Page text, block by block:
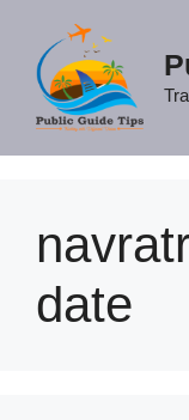
content
date